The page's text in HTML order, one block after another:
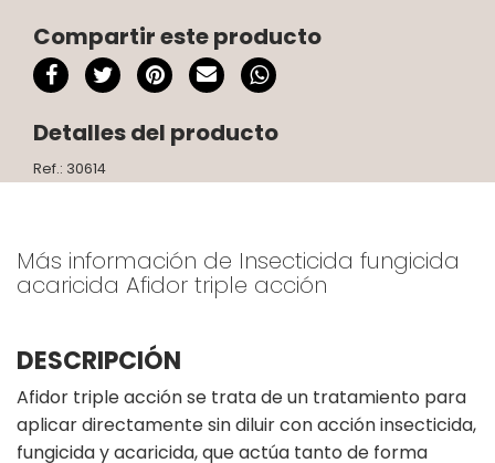
Compartir este producto
Detalles del producto
Ref.: 30614
Más información de Insecticida fungicida
acaricida Afidor triple acción
DESCRIPCIÓN
Afidor triple acción se trata de un tratamiento para
aplicar directamente sin diluir con acción insecticida,
fungicida y acaricida, que actúa tanto de forma